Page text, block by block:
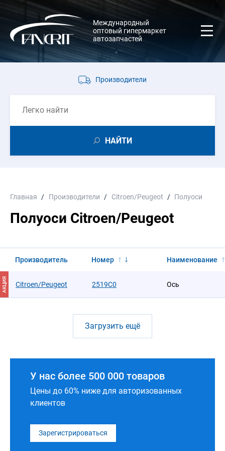
Международный
оптовый гипермаркет
автозапчастей
Производители
НАЙТИ
Главная Производители Citroen/Peugeot Полуоси
Полуоси Citroen/Peugeot
Производитель Номер Наименование
АКЦИЯ Citroen/Peugeot 2519C0 Ось
Загрузить ещё
У нас более 500 000 товаров
Цены до 60% ниже для авторизованных
клиентов
Зарегистрироваться